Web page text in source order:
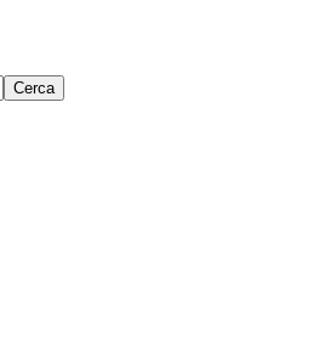
Cerca